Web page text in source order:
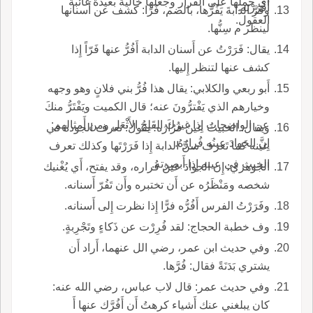
العقول.
أَفْرَرْته.
وفَرَّ الدابةَ يَفُرُّها، بالضم، فَرًا: كشف عن أَسنانها
لينظر م سِنُّها.
يقال: فَرَرْتُ عن أَسنان الدابة أَفُرُّ عنها فَرّاً إِذا
كشف عنها لتنظر إِليها.
أَبو ربعي والكلابي: يقال هذا فُرُّ بني فلانٍ وهو وجهه
وخيارهم الذي يَفْترُّونَ عنه؛ قال الكميت ويَفْتَرُّ منكَ
عن الواضِحات إِذا غيرُكَ القَلِحُ الأَثْعَل ومن أَمثالهم:
إِنَّ الجَوادَ عينُه فُرارُهُ.
ويقال: الخبيثُ عينُ فرُارُه؛ يقول: تعرف الجودة في
عينه كما تَعرف سنَّ الدابة إِذا فَرَرْتَها وكذلك تعرف
الخبث في عينه إِذا أَبصرته.
الجوهري: إِن الجوادَ عينُ فُراره، وقد يفتح، أَي يُغْنيك
شخصه ومَنْظَرُه عن أَن تختبره وأَن تَفُرّ أَسنانه.
وفَرَرْتُ الفرس أَفُرُّه فرًّا إِذا نظرت إِلى أَسنانه.
وف خطبة الحجاج: لقد فُرِرْت عن ذَكاءٍ وتَجْرِبةٍ.
وفي حديث ابن عمر، رضي الل عنهما، أَراد أَن
يشتري بَدَنَةً فقال: فُرَّها.
وفي حديث عمر: قال لاب عباس، رضي الله عنه:
كان يبلغني عنك أَشياء كرهتُ أَن أَفُرَّك عنها أَ